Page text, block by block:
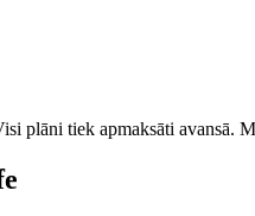
plāni tiek apmaksāti avansā.